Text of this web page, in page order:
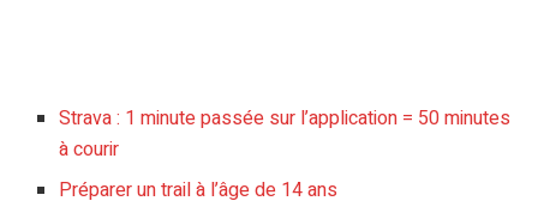
Strava : 1 minute passée sur l’application = 50 minutes
à courir
Préparer un trail à l’âge de 14 ans